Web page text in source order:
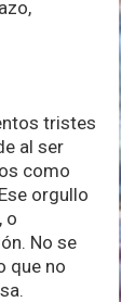
tristes
al ser
como
orgullo
o
No se
que no